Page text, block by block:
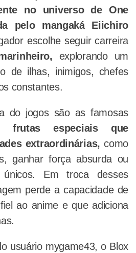
no universo de One
pelo mangaká Eiichiro
escolhe seguir carreira
explorando um
de ilhas, inimigos, chefes
constantes.
do jogos são as famosas
frutas especiais que
extraordinárias, como
ganhar força absurda ou
únicos. Em troca desses
perde a capacidade de
ao anime e que adiciona
usuário mygame43, o Blox